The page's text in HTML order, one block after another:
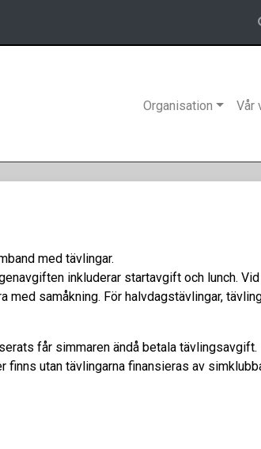
Organisation Vår
med tävlingar.
inkluderar startavgift och lunch.
med samåkning. För halvdagstävlingar,
får simmaren ändå betala tävlingsavgift.
utan tävlingarna finansieras av